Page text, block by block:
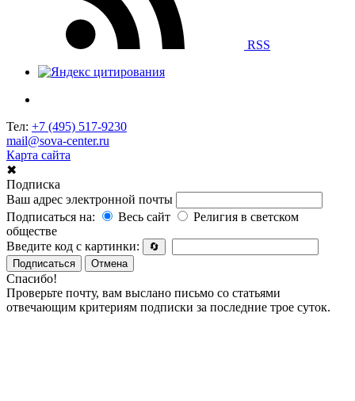
RSS
Тел: +7 (495) 517-9230
mail@sova-center.ru
Карта сайта
✖
Подписка
Ваш адрес электронной почты
Подписаться на:
Весь сайт
Религия в светском
обществе
Введите код с картинки:
🔄
Подписаться
Отмена
Спасибо!
Проверьте почту, вам выслано письмо со статьями
отвечающим критериям подписки за последние трое суток.